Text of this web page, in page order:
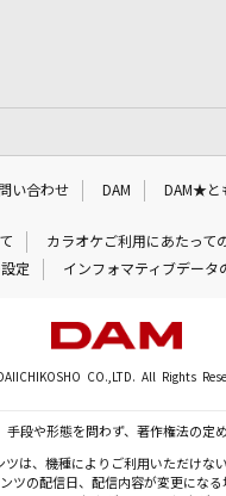
い合わせ DAM DAM★と
カラオケご利用にあたって
定 インフォマティブデータ
CO.,LTD. All Rights
段や形態を問わず、著作権法の定
ツは、機種によりご利用いただけな
ツの配信日、配信内容が変更になる